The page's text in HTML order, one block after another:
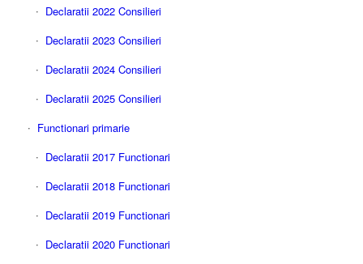
Declaratii 2022 Consilieri
Declaratii 2023 Consilieri
Declaratii 2024 Consilieri
Declaratii 2025 Consilieri
Functionari primarie
Declaratii 2017 Functionari
Declaratii 2018 Functionari
Declaratii 2019 Functionari
Declaratii 2020 Functionari